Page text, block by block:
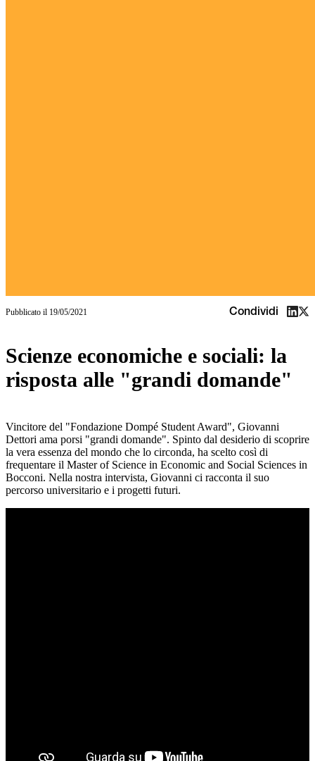
Pubblicato il 19/05/2021 Condividi
Scienze economiche e sociali: la
risposta alle "grandi domande"
Vincitore del "Fondazione Dompé Student Award", Giovanni
Dettori ama porsi "grandi domande". Spinto dal desiderio di scoprire
la vera essenza del mondo che lo circonda, ha scelto così di
frequentare il Master of Science in Economic and Social Sciences in
Bocconi. Nella nostra intervista, Giovanni ci racconta il suo
percorso universitario e i progetti futuri.